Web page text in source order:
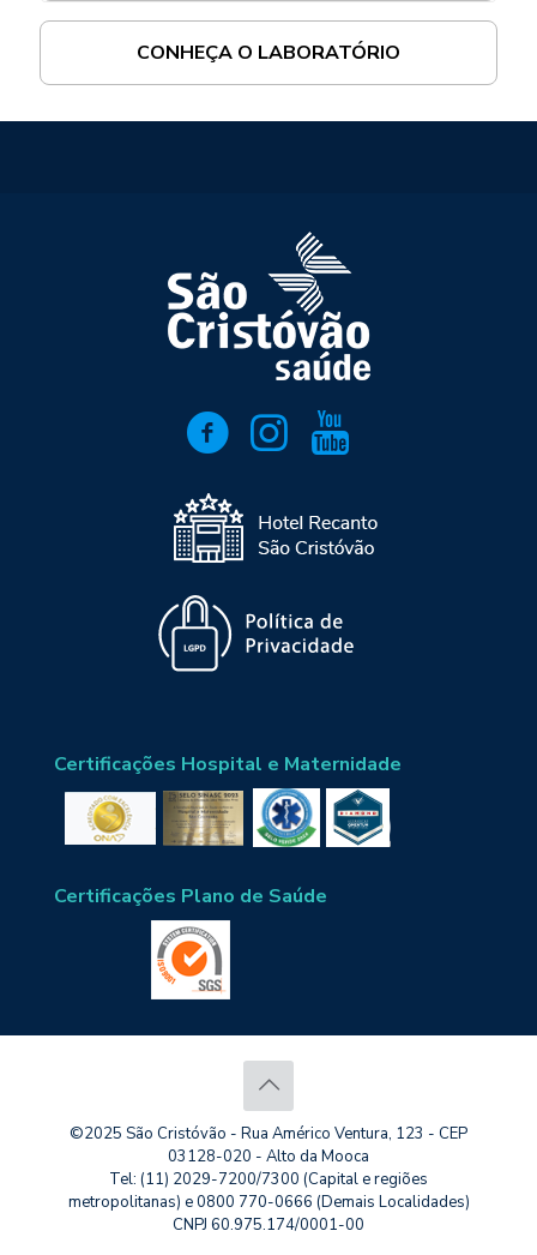
CONHEÇA O LABORATÓRIO
Certificações Hospital e Maternidade
Certificações Plano de Saúde
©2025 São Cristóvão - Rua Américo Ventura, 123 - CEP
03128-020 - Alto da Mooca
Tel: (11) 2029-7200/7300 (Capital e regiões
metropolitanas) e 0800 770-0666 (Demais Localidades)
CNPJ 60.975.174/0001-00